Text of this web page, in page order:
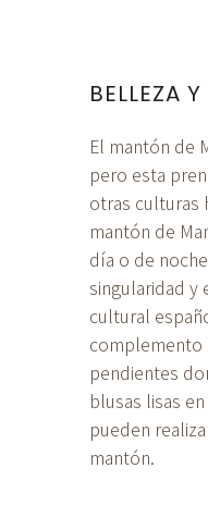
BELLEZA
El mantón de
pero esta
otras culturas
mantón de
día o de
singularidad y
cultural
complemento
pendientes
blusas lisas
pueden
mantón.